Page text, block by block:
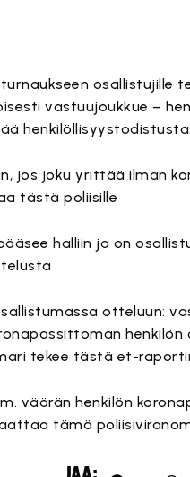
osallistujille
vastuujoukkue –
henkilöllisyystodistusta.
jos joku yrittää ilman
tästä poliisille
halliin ja on
otteluun:
henkilön
tekee tästä et-
väärän henkilön
tämä